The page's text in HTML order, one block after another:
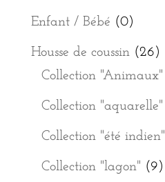
Enfant / Bébé (0)
Housse de coussin (26)
Collection "Animaux"
Collection "aquarelle"
Collection "été indien"
Collection "lagon" (9)